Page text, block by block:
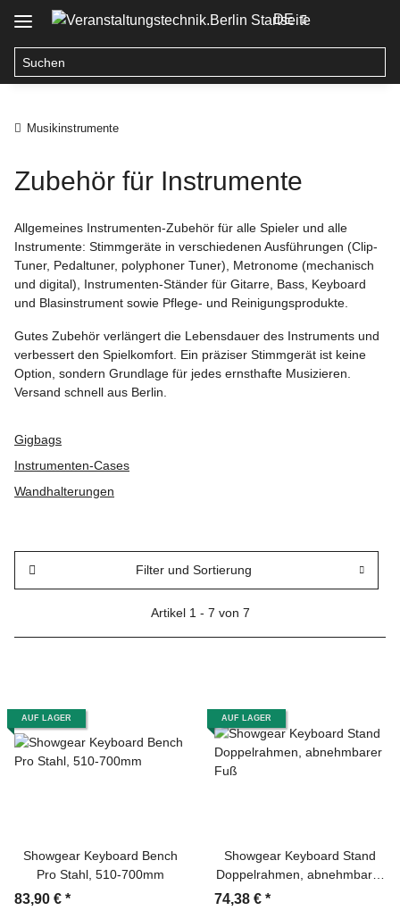
DE
Musikinstrumente
Zubehör für Instrumente
Allgemeines Instrumenten-Zubehör für alle Spieler und alle
Instrumente: Stimmgeräte in verschiedenen Ausführungen (Clip-
Tuner, Pedaltuner, polyphoner Tuner), Metronome (mechanisch
und digital), Instrumenten-Ständer für Gitarre, Bass, Keyboard
und Blasinstrument sowie Pflege- und Reinigungsprodukte.
Gutes Zubehör verlängert die Lebensdauer des Instruments und
verbessert den Spielkomfort. Ein präziser Stimmgerät ist keine
Option, sondern Grundlage für jedes ernsthafte Musizieren.
Versand schnell aus Berlin.
Gigbags
Instrumenten-Cases
Wandhalterungen
Filter und Sortierung
Artikel 1 - 7 von 7
AUF LAGER
Showgear Keyboard Bench
Pro Stahl, 510-700mm
83,90 € *
AUF LAGER
Showgear Keyboard Stand
Doppelrahmen, abnehmbarer
74,38 € *